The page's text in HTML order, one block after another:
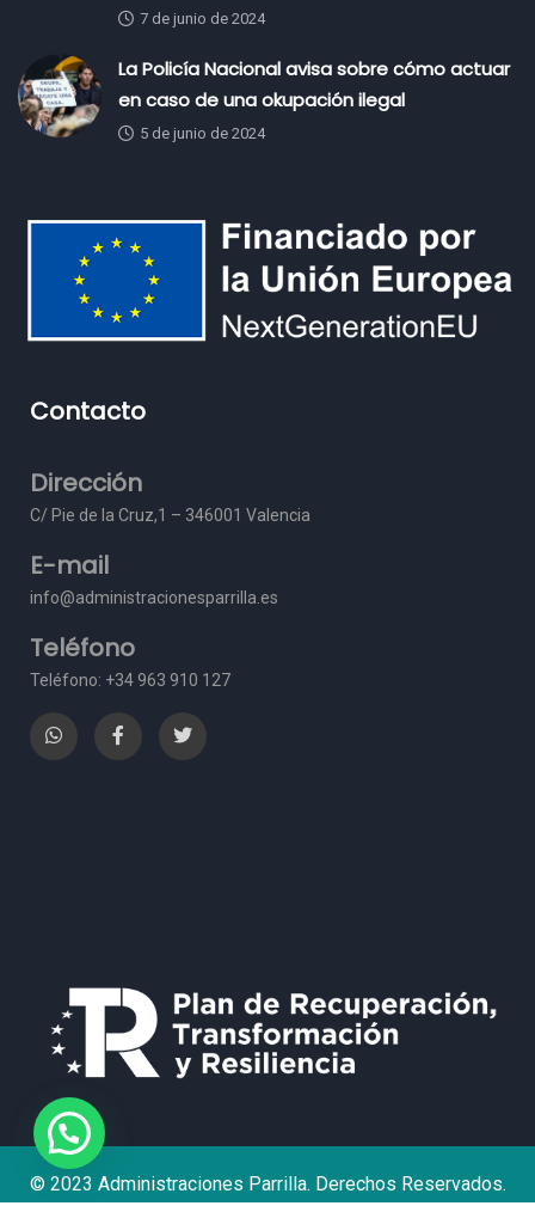
7 de junio de 2024
La Policía Nacional avisa sobre cómo actuar
en caso de una okupación ilegal
5 de junio de 2024
Contacto
Dirección
C/ Pie de la Cruz,1 – 346001 Valencia
E-mail
info@administracionesparrilla.es
Teléfono
Teléfono: +34 963 910 127
© 2023 Administraciones Parrilla. Derechos Reservados.